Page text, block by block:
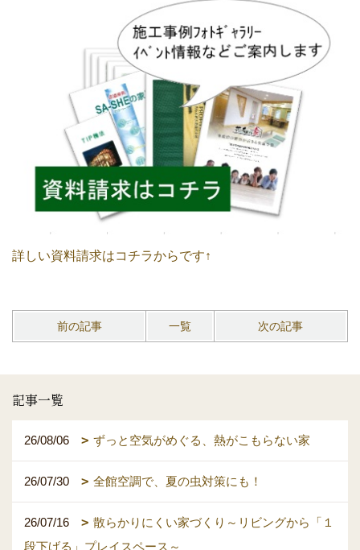
詳しい資料請求はコチラからです↑
前の記事 一覧 次の記事
記事一覧
26/08/06 ずっと空気がめぐる、熱がこもらない家
26/07/30 全館空調で、夏の虫対策にも！
26/07/16
散らかりにくい家づくり～リビングから「１
段下げる」プレイスペース～